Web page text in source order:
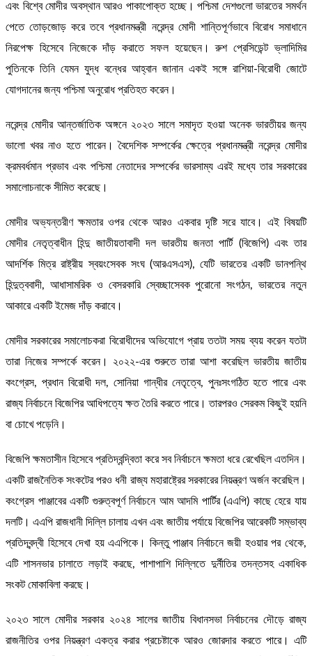
এবং বিশ্বে মোদীর অবস্থান আরও পাকাপোক্ত হচ্ছে। পশ্চিমা দেশগুলো ভারতের সমর্থন
পেতে তোড়জোড় করে তবে প্রধানমন্ত্রী নরেন্দ্র মোদী শান্তিপূর্ণভাবে বিরোধ সমাধানে
নিরপেক্ষ হিসেবে নিজেকে দাঁড় করাতে সফল হয়েছেন। রুশ প্রেসিডেন্ট ভ্লাদিমির
পুতিনকে তিনি যেমন যুদ্ধ বন্ধের আহ্বান জানান একই সঙ্গে রাশিয়া-বিরোধী জোটে
যোগদানের জন্য পশ্চিমা অনুরোধ প্রতিহত করেন।
নরেন্দ্র মোদীর আন্তর্জাতিক অঙ্গনে ২০২৩ সালে সমাদৃত হওয়া অনেক ভারতীয়র জন্য
ভালো খবর নাও হতে পারেন। বৈদেশিক সম্পর্কের ক্ষেত্রে প্রধানমন্ত্রী নরেন্দ্র মোদীর
ক্রমবর্ধমান প্রভাব এবং পশ্চিমা নেতাদের সম্পর্কের ভারসাম্য এরই মধ্যে তার সরকারের
সমালোচনাকে সীমিত করেছে।
মোদীর অভ্যন্তরীণ ক্ষমতার ওপর থেকে আরও একবার দৃষ্টি সরে যাবে। এই বিষয়টি
মোদীর নেতৃত্বাধীন হিন্দু জাতীয়তাবাদী দল ভারতীয় জনতা পার্টি (বিজেপি) এবং তার
আদর্শিক মিত্র রাষ্ট্রীয় স্বয়ংসেবক সংঘ (আরএসএস), যেটি ভারতের একটি ডানপন্থি
হিন্দুত্ববাদী, আধাসামরিক ও বেসরকারি স্বেচ্ছাসেবক পুরোনো সংগঠন, ভারতের নতুন
আকারে একটি ইমেজ দাঁড় করাবে।
মোদীর সরকারের সমালোচকরা বিরোধীদের অভিযোগে প্রায় ততটা সময় ব্যয় করেন যতটা
তারা নিজের সম্পর্কে করেন। ২০২২-এর শুরুতে তারা আশা করেছিল ভারতীয় জাতীয়
কংগ্রেস, প্রধান বিরোধী দল, সোনিয়া গান্ধীর নেতৃত্বে, পুনঃসংগঠিত হতে পারে এবং
রাজ্য নির্বাচনে বিজেপির আধিপত্যে ক্ষত তৈরি করতে পারে। তারপরও সেরকম কিছুই হয়নি
বা চোখে পড়েনি।
বিজেপি ক্ষমতাসীন হিসেবে প্রতিদ্বন্দ্বিতা করে সব নির্বাচনে ক্ষমতা ধরে রেখেছিল এতদিন।
একটি রাজনৈতিক সংকটের পরও ধনী রাজ্য মহারাষ্ট্রের সরকারের নিয়ন্ত্রণ অর্জন করেছিল।
কংগ্রেস পাঞ্জাবের একটি গুরুত্বপূর্ণ নির্বাচনে আম আদমি পার্টির (এএপি) কাছে হেরে যায়
দলটি। এএপি রাজধানী দিল্লি চালায় এখন এবং জাতীয় পর্যায়ে বিজেপির আরেকটি সম্ভাব্য
প্রতিদ্বন্দ্বী হিসেবে দেখা হয় এএপিকে। কিন্তু পাঞ্জাব নির্বাচনে জয়ী হওয়ার পর থেকে,
এটি শাসনভার চালাতে লড়াই করছে, পাশাপাশি দিল্লিতে দুর্নীতির তদন্তসহ একাধিক
সংকট মোকাবিলা করছে।
২০২৩ সালে মোদীর সরকার ২০২৪ সালের জাতীয় বিধানসভা নির্বাচনের দৌড়ে রাজ্য
রাজনীতির ওপর নিয়ন্ত্রণ একত্র করার প্রচেষ্টাকে আরও জোরদার করতে পারে। এটি